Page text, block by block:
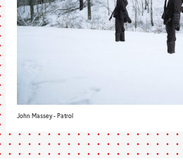
John Massey - Patrol